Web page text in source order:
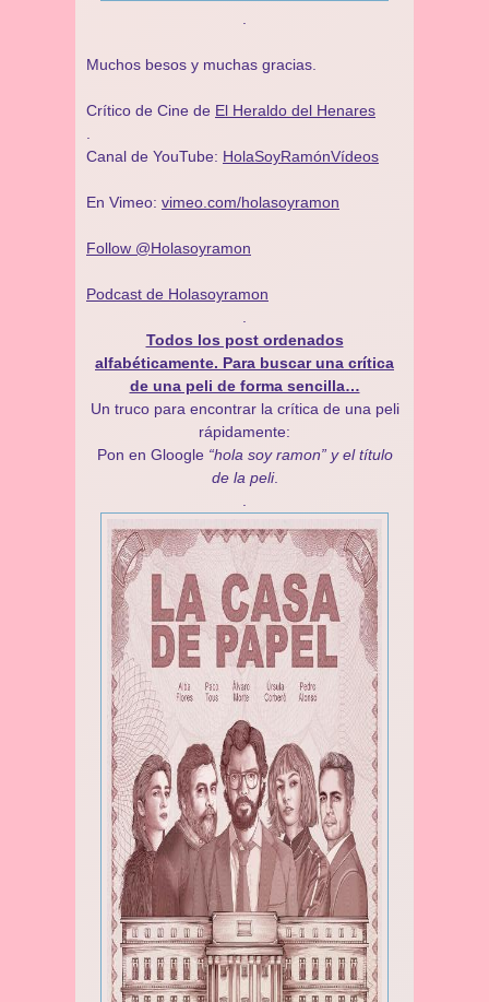
Muchos besos y muchas gracias.
Crítico de Cine de El Heraldo del Henares
Canal de YouTube: HolaSoyRamónVídeos
En Vimeo: vimeo.com/holasoyramon
Follow @Holasoyramon
Podcast de Holasoyramon
Todos los post ordenados
alfabéticamente. Para buscar una crítica
de una peli de forma sencilla…
Un truco para encontrar la crítica de una peli
rápidamente:
Pon en Gloogle “hola soy ramon” y el título
de la peli.